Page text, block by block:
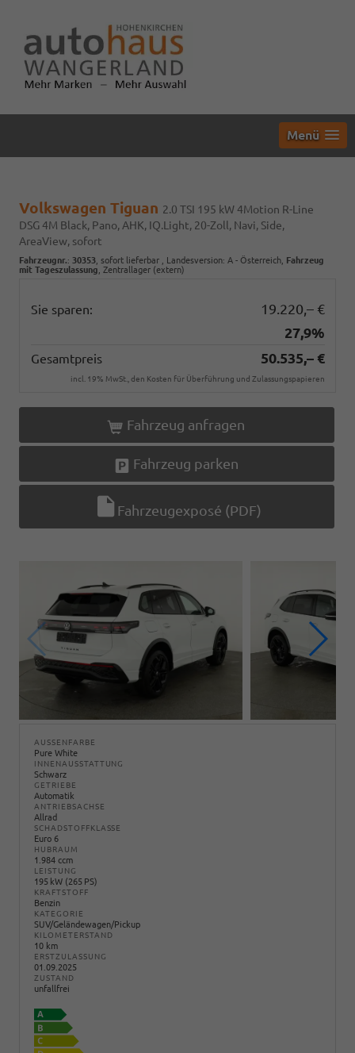
Menü
Volkswagen Tiguan 2.0 TSI 195 kW 4Motion R-Line
DSG 4M Black, Pano, AHK, IQ.Light, 20-Zoll, Navi, Side,
AreaView, sofort
Fahrzeugnr.: 30353 sofort lieferbar , Landesversion: A - Österreich, Fahrzeug
mit Tageszulassung , Zentrallager (extern)
Sie sparen:
19.220,– €
27,9%
Gesamtpreis 50.535,– €
incl. 19% MwSt., den Kosten für Überführung und Zulassungspapieren
Fahrzeug anfragen
Fahrzeug parken
Fahrzeugexposé (PDF)
AUSSENFARBE
Pure White
INNENAUSSTATTUNG
Schwarz
GETRIEBE
Automatik
ANTRIEBSACHSE
Allrad
SCHADSTOFFKLASSE
Euro 6
HUBRAUM
1.984 ccm
LEISTUNG
195 kW (265 PS)
KRAFTSTOFF
Benzin
KATEGORIE
SUV/Geländewagen/Pickup
KILOMETERSTAND
10 km
ERSTZULASSUNG
01.09.2025
ZUSTAND
unfallfrei